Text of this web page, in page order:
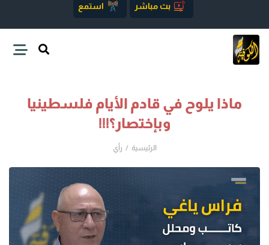
بث مباشر استمع
ماذا يلوح في قادم الأيام فلسطينيا
وبإختصار؟!!!
الرئيسية رأي